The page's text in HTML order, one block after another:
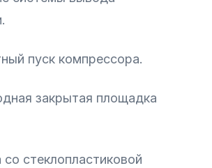
пуск компрессора.
закрытая площадка
стеклопластиковой